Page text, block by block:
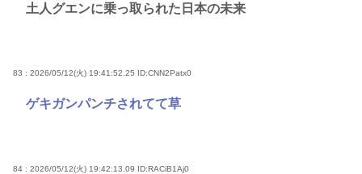
土人グエンに乗っ取られた日本の未来
83 : 2026/05/12(火) 19:41:52.25 ID:CNN2Patx0
ゲキガンパンチされてて草
84 : 2026/05/12(火) 19:42:13.09 ID:RACiB1Aj0